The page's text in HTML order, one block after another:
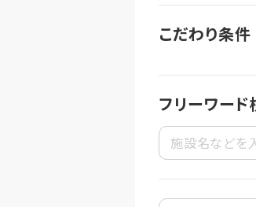
こだわり条件
フリーワード